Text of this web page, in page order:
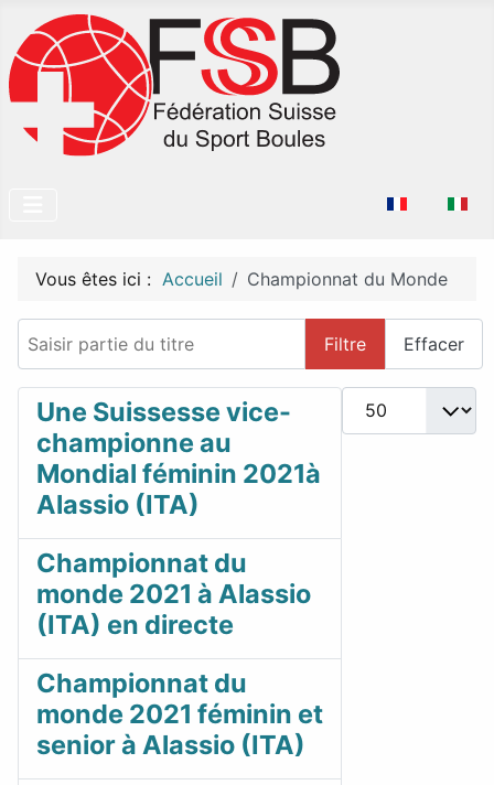
Sélectionnez
Vous êtes ici : Accueil Championnat du Monde
Filtre Effacer
Afficher #
Une Suissesse vice-
championne au
Mondial féminin 2021à
Alassio (ITA)
Championnat du
monde 2021 à Alassio
(ITA) en directe
Championnat du
monde 2021 féminin et
senior à Alassio (ITA)